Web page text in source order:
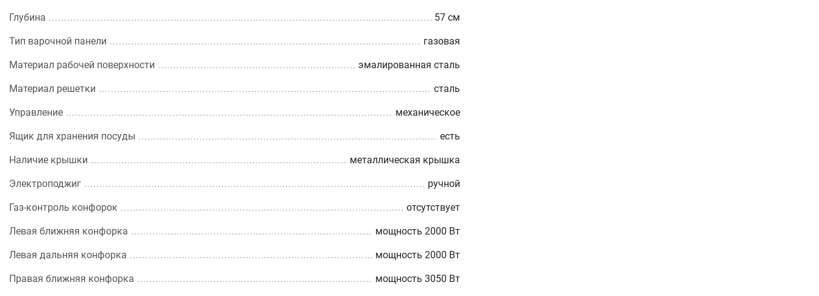
Глубина 57 см
Тип варочной панели газовая
Материал рабочей поверхности эмалированная сталь
Материал решетки сталь
Управление механическое
Ящик для хранения посуды есть
Наличие крышки металлическая крышка
Электроподжиг ручной
Газ-контроль конфорок отсутствует
Левая ближняя конфорка мощность 2000 Вт
Левая дальняя конфорка мощность 2000 Вт
Правая ближняя конфорка мощность 3050 Вт